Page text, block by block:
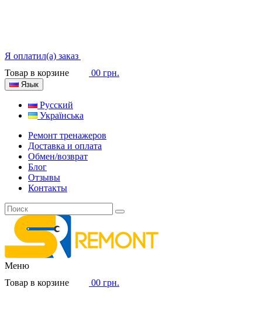
Я оплатил(а) заказ
Товар в корзине
00 грн.
Язык
Русский
Українська
Ремонт тренажеров
Доставка и оплата
Обмен/возврат
Блог
Отзывы
Контакты
Меню
Товар в корзине
00 грн.